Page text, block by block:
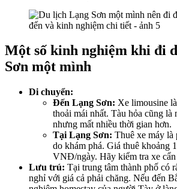
Một số kinh nghiệm khi đi
Sơn một mình
Di chuyển:
Đến Lạng Sơn: Xe limousine
thoải mái nhất. Tàu hỏa cũng là
nhưng mất nhiều thời gian hơn.
Tại Lạng Sơn: Thuê xe máy là
do khám phá. Giá thuê khoảng
VNĐ/ngày. Hãy kiểm tra xe
Lưu trú: Tại trung tâm thành phố có
nghỉ với giá cả phải chăng. Nếu đến